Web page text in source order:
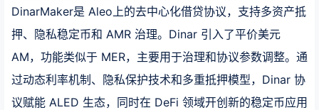
DinarMaker是 Aleo上的去中心化借贷协议，支持多资产抵
押、隐私稳定币和 AMR 治理。Dinar 引入了平价美元
AM，功能类似于 MER，主要用于治理和协议参数调整。通
过动态利率机制、隐私保护技术和多重抵押模型，Dinar 协
议赋能 ALED 生态，同时在 DeFi 领域开创新的稳定币应用